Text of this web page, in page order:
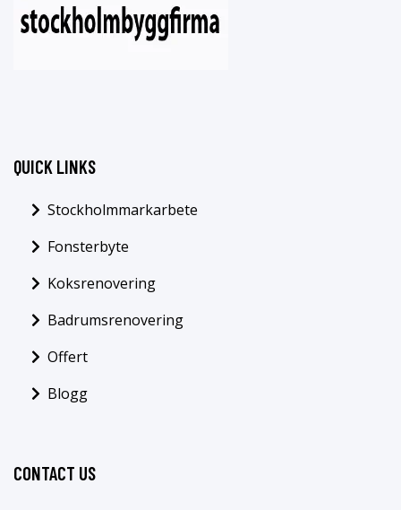
QUICK LINKS
Stockholmmarkarbete
Fonsterbyte
Koksrenovering
Badrumsrenovering
Offert
Blogg
CONTACT US